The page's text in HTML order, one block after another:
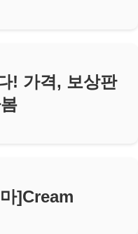
! 가격, 보상판
]Cream